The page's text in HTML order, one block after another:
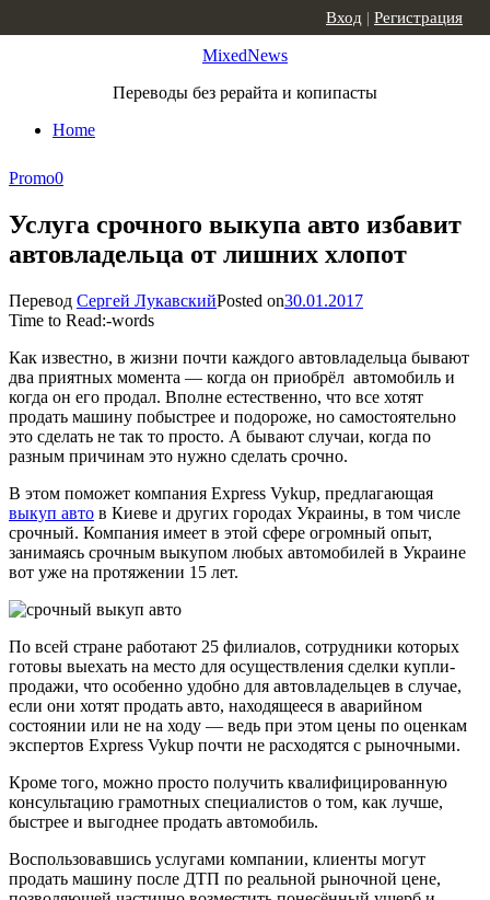
MixedNews
Переводы без рерайта и копипасты
Home
Вход | Регистрация
Promo0
Услуга срочного выкупа авто избавит
автовладельца от лишних хлопот
Перевод Сергей ЛукавскийPosted on30.01.2017
Time to Read:-words
Как известно, в жизни почти каждого автовладельца бывают
два приятных момента — когда он приобрёл автомобиль и
когда он его продал. Вполне естественно, что все хотят
продать машину побыстрее и подороже, но самостоятельно
это сделать не так то просто. А бывают случаи, когда по
разным причинам это нужно сделать срочно.
В этом поможет компания Express Vykup, предлагающая
выкуп авто в Киеве и других городах Украины, в том числе
срочный. Компания имеет в этой сфере огромный опыт,
занимаясь срочным выкупом любых автомобилей в Украине
вот уже на протяжении 15 лет.
По всей стране работают 25 филиалов, сотрудники которых
готовы выехать на место для осуществления сделки купли-
продажи, что особенно удобно для автовладельцев в случае,
если они хотят продать авто, находящееся в аварийном
состоянии или не на ходу — ведь при этом цены по оценкам
экспертов Express Vykup почти не расходятся с рыночными.
Кроме того, можно просто получить квалифицированную
консультацию грамотных специалистов о том, как лучше,
быстрее и выгоднее продать автомобиль.
Воспользовавшись услугами компании, клиенты могут
продать машину после ДТП по реальной рыночной цене,